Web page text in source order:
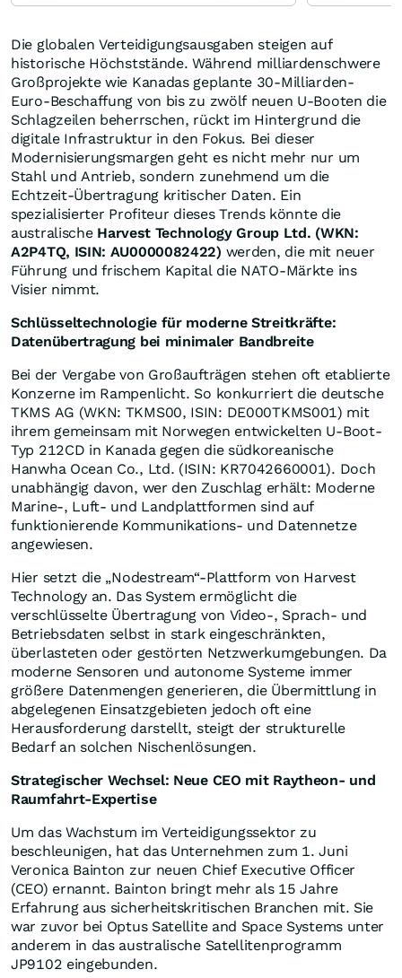
Die globalen Verteidigungsausgaben steigen auf
historische Höchststände. Während milliardenschwere
Großprojekte wie Kanadas geplante 30-Milliarden-
Euro-Beschaffung von bis zu zwölf neuen U-Booten die
Schlagzeilen beherrschen, rückt im Hintergrund die
digitale Infrastruktur in den Fokus. Bei dieser
Modernisierungsmargen geht es nicht mehr nur um
Stahl und Antrieb, sondern zunehmend um die
Echtzeit-Übertragung kritischer Daten. Ein
spezialisierter Profiteur dieses Trends könnte die
australische Harvest Technology Group Ltd. (WKN:
A2P4TQ, ISIN: AU0000082422) werden, die mit neuer
Führung und frischem Kapital die NATO-Märkte ins
Visier nimmt.
Schlüsseltechnologie für moderne Streitkräfte:
Datenübertragung bei minimaler Bandbreite
Bei der Vergabe von Großaufträgen stehen oft etablierte
Konzerne im Rampenlicht. So konkurriert die deutsche
TKMS AG (WKN: TKMS00, ISIN: DE000TKMS001) mit
ihrem gemeinsam mit Norwegen entwickelten U-Boot-
Typ 212CD in Kanada gegen die südkoreanische
Hanwha Ocean Co., Ltd. (ISIN: KR7042660001). Doch
unabhängig davon, wer den Zuschlag erhält: Moderne
Marine-, Luft- und Landplattformen sind auf
funktionierende Kommunikations- und Datennetze
angewiesen.
Hier setzt die „Nodestream“-Plattform von Harvest
Technology an. Das System ermöglicht die
verschlüsselte Übertragung von Video-, Sprach- und
Betriebsdaten selbst in stark eingeschränkten,
überlasteten oder gestörten Netzwerkumgebungen. Da
moderne Sensoren und autonome Systeme immer
größere Datenmengen generieren, die Übermittlung in
abgelegenen Einsatzgebieten jedoch oft eine
Herausforderung darstellt, steigt der strukturelle
Bedarf an solchen Nischenlösungen.
Strategischer Wechsel: Neue CEO mit Raytheon- und
Raumfahrt-Expertise
Um das Wachstum im Verteidigungssektor zu
beschleunigen, hat das Unternehmen zum 1. Juni
Veronica Bainton zur neuen Chief Executive Officer
(CEO) ernannt. Bainton bringt mehr als 15 Jahre
Erfahrung aus sicherheitskritischen Branchen mit. Sie
war zuvor bei Optus Satellite and Space Systems unter
anderem in das australische Satellitenprogramm
JP9102 eingebunden.